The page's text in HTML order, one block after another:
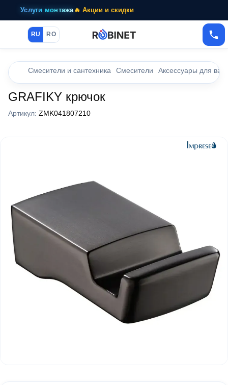
Услуги монтажа🔥 Акции и скидки
RU RO
Смесители и сантехника Смесители Аксессуары для
GRAFIKY крючок
Артикул: ZMK041807210